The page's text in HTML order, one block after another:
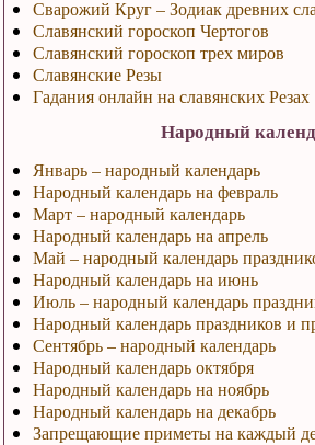
Сварожий Круг – Зодиак древних
Славянский гороскоп Чертогов
Славянский гороскоп трех миров
Славянские Резы
Гадания онлайн на славянских Резах
Народный
Январь – народный календарь
Народный календарь на февраль
Март – народный календарь
Народный календарь на апрель
Май – народный календарь
Народный календарь на июнь
Июль – народный календарь
Народный календарь праздников и
Сентябрь – народный календарь
Народный календарь октября
Народный календарь на ноябрь
Народный календарь на декабрь
Запрещающие приметы на каждый